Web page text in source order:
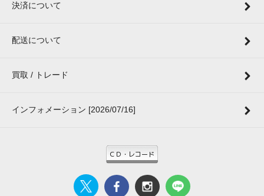
決済について
配送について
買取 / トレード
インフォメーション [2026/07/16]